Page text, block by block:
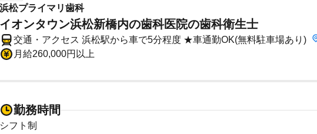
浜松プライマリ歯科
イオンタウン浜松新橋内の歯科医院の歯科衛生士
交通・アクセス 浜松駅から車で5分程度 ★車通勤OK(無料駐車場あり)
月給260,000円以上
勤務時間
シフト制